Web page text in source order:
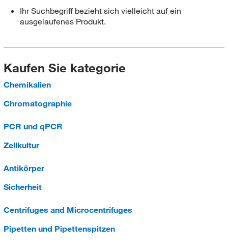
Ihr Suchbegriff bezieht sich vielleicht auf ein
ausgelaufenes Produkt.
Kaufen Sie kategorie
Chemikalien
Chromatographie
PCR und qPCR
Zellkultur
Antikörper
Sicherheit
Centrifuges and Microcentrifuges
Pipetten und Pipettenspitzen